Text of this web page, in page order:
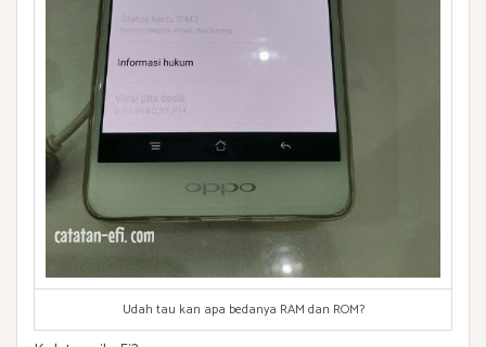
Udah tau kan apa bedanya RAM dan ROM?